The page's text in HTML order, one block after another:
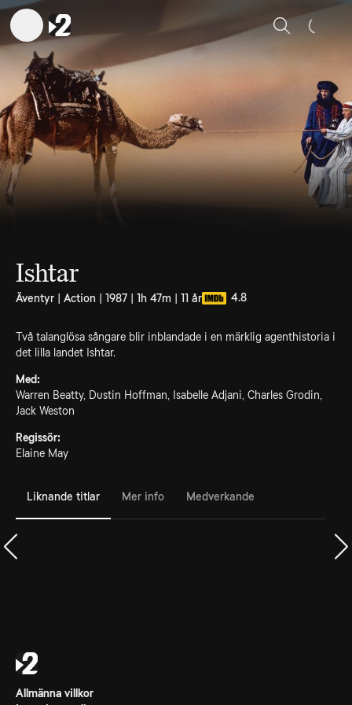
Sök
Ishtar
Äventyr | Action | 1987 | 1h 47m | 11 år 4.8
Två talanglösa sångare blir inblandade i en märklig agenthistoria i
det lilla landet Ishtar.
Med:
Warren Beatty, Dustin Hoffman, Isabelle Adjani, Charles Grodin,
Jack Weston
Regissör:
Elaine May
Liknande titlar Mer info Medverkande
Allmänna villkor